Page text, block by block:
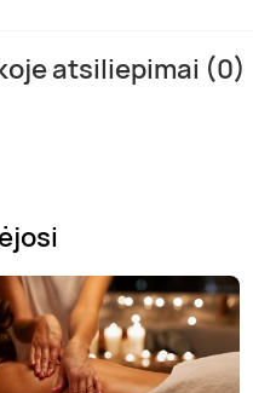
atsiliepimai (0)